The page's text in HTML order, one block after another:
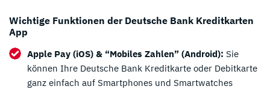
Wichtige Funktionen der Deutsche Bank Kreditkarten
App
Apple Pay (iOS) & “Mobiles Zahlen” (Android): Sie
können Ihre Deutsche Bank Kreditkarte oder Debitkarte
ganz einfach auf Smartphones und Smartwatches